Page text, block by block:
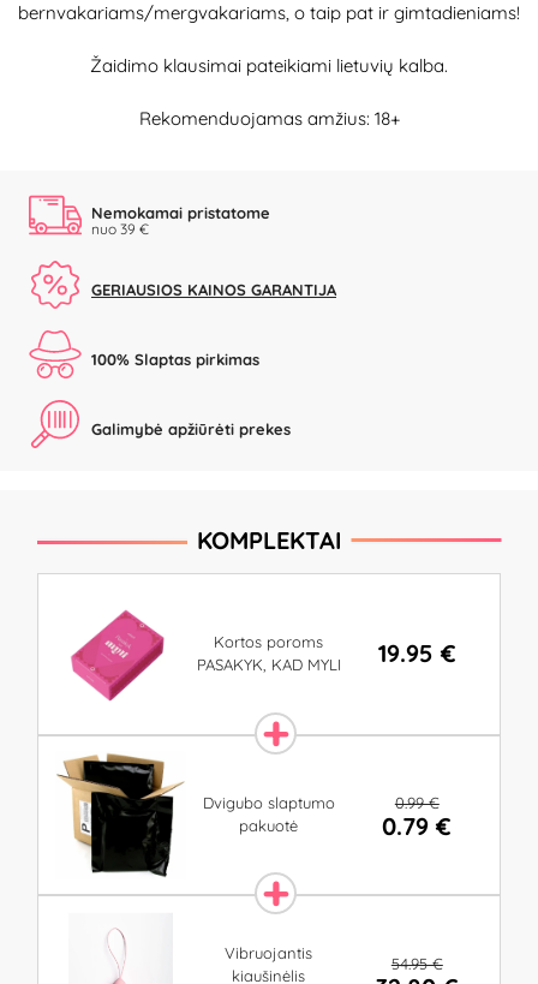
bernvakariams/mergvakariams, o taip pat ir gimtadieniams!
Žaidimo klausimai pateikiami lietuvių kalba.
Rekomenduojamas amžius: 18+
Nemokamai pristatome
nuo 39 €
GERIAUSIOS KAINOS GARANTIJA
100% Slaptas pirkimas
Galimybė apžiūrėti prekes
KOMPLEKTAI
Kortos poroms
PASAKYK, KAD MYLI
19.95 €
Dvigubo slaptumo
pakuotė
0.99 €
0.79 €
Vibruojantis
kiaušinėlis
54.95 €